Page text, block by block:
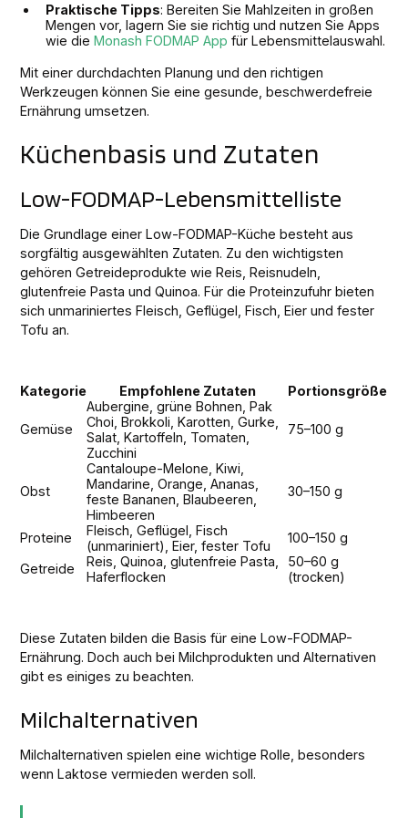
Praktische Tipps: Bereiten Sie Mahlzeiten in großen
Mengen vor, lagern Sie sie richtig und nutzen Sie Apps
wie dieMonash FODMAP App für Lebensmittelauswahl.
Mit einer durchdachten Planung und den richtigen
Werkzeugen können Sie eine gesunde, beschwerdefreie
Ernährung umsetzen.
Küchenbasis und Zutaten
Low-FODMAP-Lebensmittelliste
Die Grundlage einer Low-FODMAP-Küche besteht aus
sorgfältig ausgewählten Zutaten. Zu den wichtigsten
gehören Getreideprodukte wie Reis, Reisnudeln,
glutenfreie Pasta und Quinoa. Für die Proteinzufuhr bieten
sich unmariniertes Fleisch, Geflügel, Fisch, Eier und fester
Tofu an.
Kategorie Empfohlene Zutaten Portionsgröße
Gemüse
Aubergine, grüne Bohnen, Pak
Choi, Brokkoli, Karotten, Gurke,
Salat, Kartoffeln, Tomaten,
Zucchini
75–100 g
Obst
Cantaloupe-Melone, Kiwi,
Mandarine, Orange, Ananas,
feste Bananen, Blaubeeren,
Himbeeren
30–150 g
Proteine
Fleisch, Geflügel, Fisch
(unmariniert), Eier, fester Tofu
100–150 g
Getreide
Reis, Quinoa, glutenfreie Pasta,
Haferflocken
50–60 g
(trocken)
Diese Zutaten bilden die Basis für eine Low-FODMAP-
Ernährung. Doch auch bei Milchprodukten und Alternativen
gibt es einiges zu beachten.
Milchalternativen
Milchalternativen spielen eine wichtige Rolle, besonders
wenn Laktose vermieden werden soll.